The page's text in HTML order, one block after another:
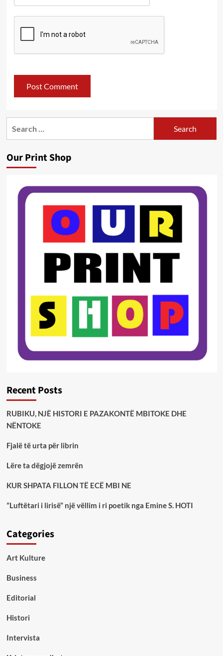
Our Print Shop
Recent Posts
RUBIKU, NJË HISTORI E PAZAKONTË MBITOKE DHE
NËNTOKE
Fjalë të urta për librin
Lëre ta dëgjojë zemrën
KUR SHPATA FILLON TË ECË MBI NE
”Luftëtari i lirisë” një vëllim i ri poetik nga Emine S. HOTI
Categories
Art Kulture
Business
Editorial
Histori
Intervista